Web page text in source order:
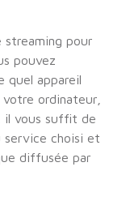
streaming pour
pouvez
quel appareil
ordinateur,
il vous suffit de
service choisi et
diffusée par